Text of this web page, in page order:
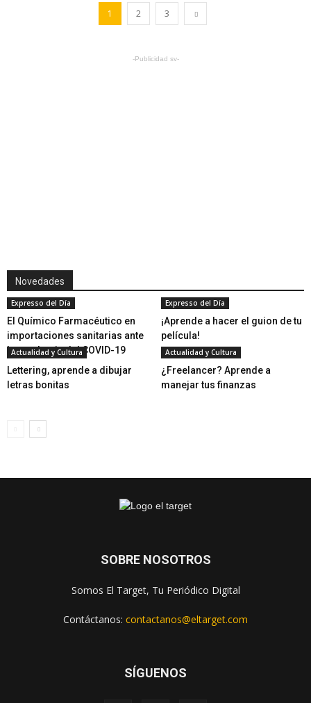
1 2 3
-Publicidad sv-
Novedades
Expresso del Día
El Químico Farmacéutico en
importaciones sanitarias ante
la pandemia del COVID-19
Expresso del Día
¡Aprende a hacer el guion de tu
película!
Actualidad y Cultura
Lettering, aprende a dibujar
letras bonitas
Actualidad y Cultura
¿Freelancer? Aprende a
manejar tus finanzas
SOBRE NOSOTROS
Somos El Target, Tu Periódico Digital
Contáctanos: contactanos@eltarget.com
SÍGUENOS